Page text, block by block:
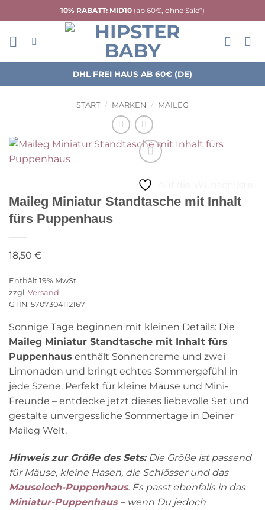
Inhalt
springen
10% RABATT: MID10 (ab 60€, ohne Sale*)
DHL FREI HAUS AB 60€ (DE)
START / MARKEN / MAILEG
Maileg Miniatur Standtasche mit Inhalt
fürs Puppenhaus
18,50 €
Enthält 19% MwSt.
zzgl. Versand
GTIN: 5707304112167
Sonnige Tage beginnen mit kleinen Details: Die
Maileg Miniatur Standtasche mit Inhalt fürs
Puppenhaus enthält Sonnencreme und zwei
Limonaden und bringt echtes Sommergefühl in
jede Szene. Perfekt für kleine Mäuse und Mini-
Freunde – entdecke jetzt dieses liebevolle Set und
gestalte unvergessliche Sommertage in Deiner
Maileg Welt.
Hinweis zur Größe des Sets:Die Größe ist passend
für Mäuse, kleine Hasen, die Schlösser und das
Mauseloch-Puppenhaus. Es passt ebenfalls in das
Miniatur-Puppenhaus – wenn Du jedoch